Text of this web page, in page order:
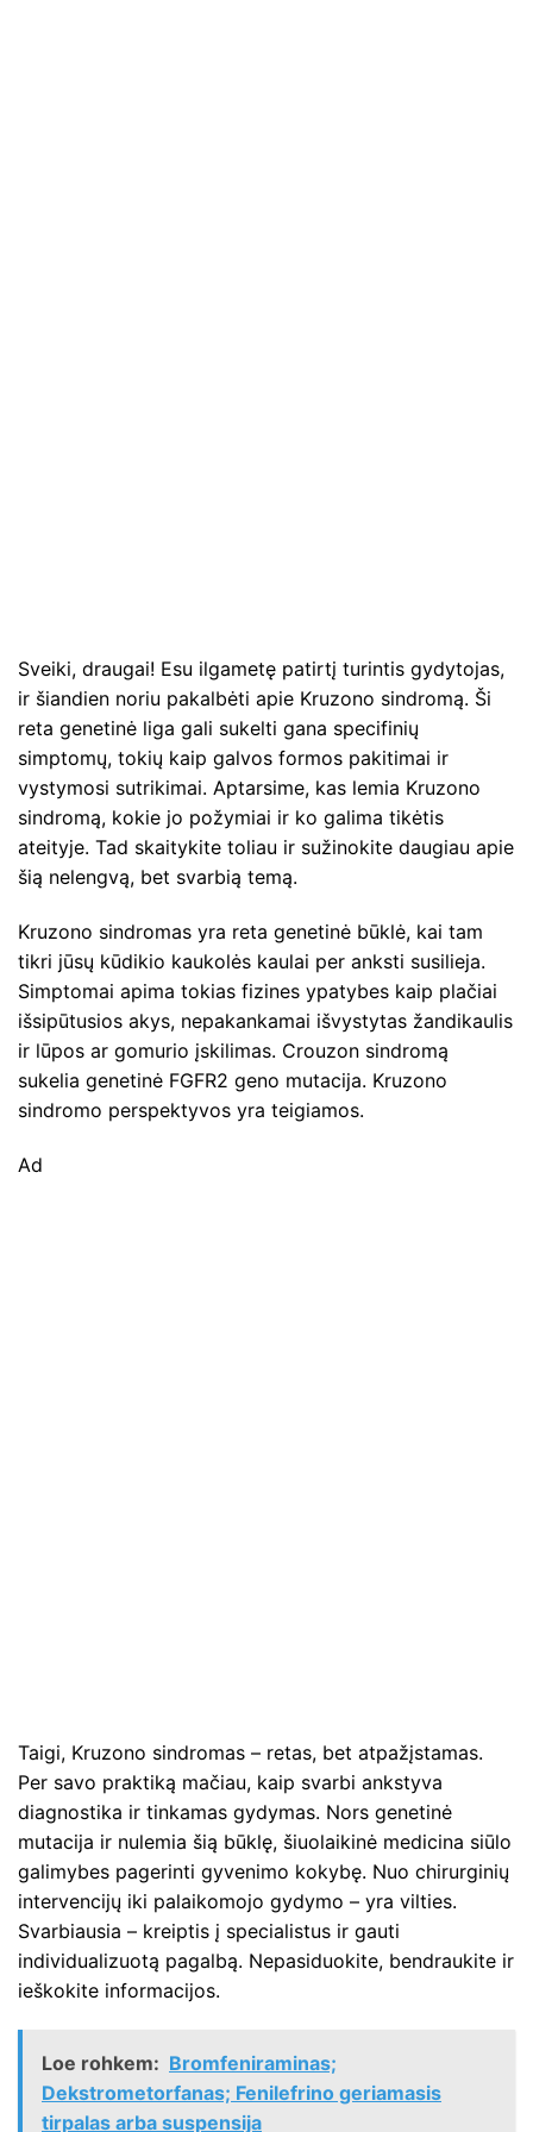
Sveiki, draugai! Esu ilgametę patirtį turintis gydytojas,
ir šiandien noriu pakalbėti apie Kruzono sindromą. Ši
reta genetinė liga gali sukelti gana specifinių
simptomų, tokių kaip galvos formos pakitimai ir
vystymosi sutrikimai. Aptarsime, kas lemia Kruzono
sindromą, kokie jo požymiai ir ko galima tikėtis
ateityje. Tad skaitykite toliau ir sužinokite daugiau apie
šią nelengvą, bet svarbią temą.
Kruzono sindromas yra reta genetinė būklė, kai tam
tikri jūsų kūdikio kaukolės kaulai per anksti susilieja.
Simptomai apima tokias fizines ypatybes kaip plačiai
išsipūtusios akys, nepakankamai išvystytas žandikaulis
ir lūpos ar gomurio įskilimas. Crouzon sindromą
sukelia genetinė FGFR2 geno mutacija. Kruzono
sindromo perspektyvos yra teigiamos.
Ad
Taigi, Kruzono sindromas – retas, bet atpažįstamas.
Per savo praktiką mačiau, kaip svarbi ankstyva
diagnostika ir tinkamas gydymas. Nors genetinė
mutacija ir nulemia šią būklę, šiuolaikinė medicina siūlo
galimybes pagerinti gyvenimo kokybę. Nuo chirurginių
intervencijų iki palaikomojo gydymo – yra vilties.
Svarbiausia – kreiptis į specialistus ir gauti
individualizuotą pagalbą. Nepasiduokite, bendraukite ir
ieškokite informacijos.
Loe rohkem: Bromfeniraminas;
Dekstrometorfanas; Fenilefrino geriamasis
tirpalas arba suspensija